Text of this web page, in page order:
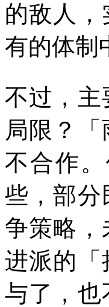
的敌人
有的体制
不过，主
局限？
不合作
些，部分
争策略
进派的「
与了，也